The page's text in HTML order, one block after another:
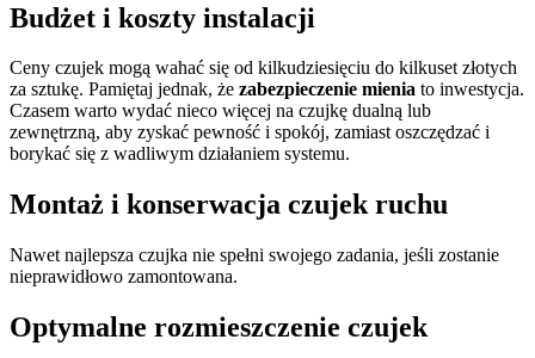
Budżet i koszty instalacji
Ceny czujek mogą wahać się od kilkudziesięciu do kilkuset złotych
za sztukę. Pamiętaj jednak, że zabezpieczenie mienia to inwestycja.
Czasem warto wydać nieco więcej na czujkę dualną lub
zewnętrzną, aby zyskać pewność i spokój, zamiast oszczędzać i
borykać się z wadliwym działaniem systemu.
Montaż i konserwacja czujek ruchu
Nawet najlepsza czujka nie spełni swojego zadania, jeśli zostanie
nieprawidłowo zamontowana.
Optymalne rozmieszczenie czujek